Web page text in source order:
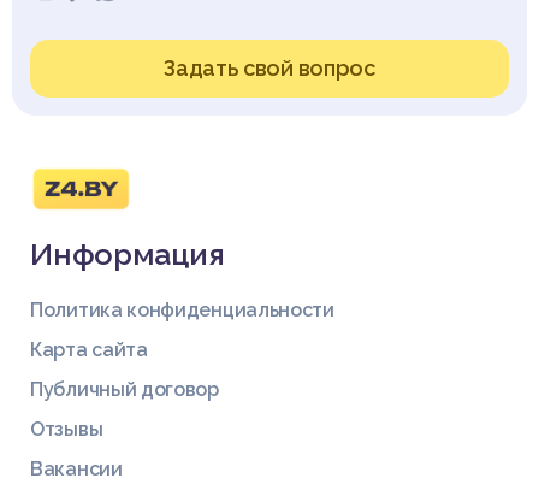
Задать свой вопрос
Информация
Политика конфиденциальности
Карта сайта
Публичный договор
Отзывы
Вакансии